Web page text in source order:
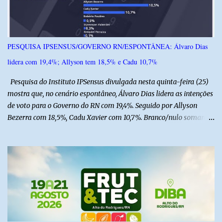
PESQUISA IPSENSUS/GOVERNO RN/ESPONTÂNEA: Álvaro Dias
lidera com 19,4%; Allyson tem 18,5% e Cadu 10,7%
Pesquisa do Instituto IPSensus divulgada nesta quinta-feira (25)
mostra que, no cenário espontâneo, Álvaro Dias lidera as intenções
de voto para o Governo do RN com 19,4%. Seguido por Allyson
Bezerra com 18,5%, Cadu Xavier com 10,7%. Branco/nulo somaram
do Norte entre os dias 18 e 22 de junho de 2026. O levantamento
possui margem de erro de 2,5 pontos percentuais e nível de
confiança de 95%. Registro no TSE: RN-09520/2026